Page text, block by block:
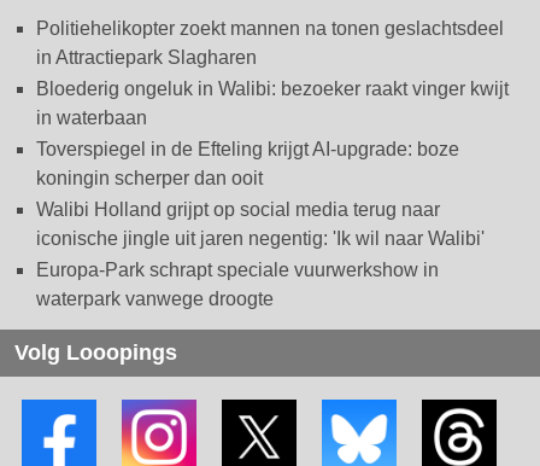
Politiehelikopter zoekt mannen na tonen geslachtsdeel
in Attractiepark Slagharen
Bloederig ongeluk in Walibi: bezoeker raakt vinger kwijt
in waterbaan
Toverspiegel in de Efteling krijgt AI-upgrade: boze
koningin scherper dan ooit
Walibi Holland grijpt op social media terug naar
iconische jingle uit jaren negentig: 'Ik wil naar Walibi'
Europa-Park schrapt speciale vuurwerkshow in
waterpark vanwege droogte
Volg Looopings